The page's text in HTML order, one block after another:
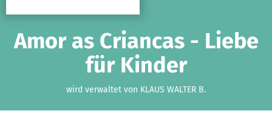
Amor as Criancas - Liebe
für Kinder
wird verwaltet von KLAUS WALTER B.